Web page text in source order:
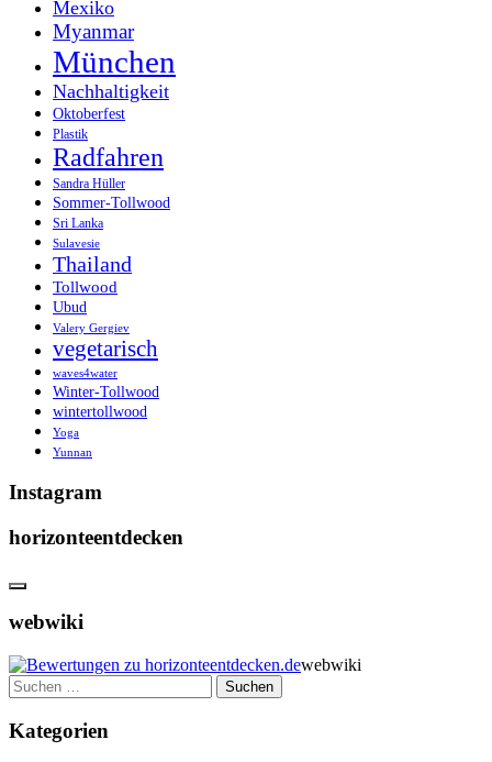
Mexiko
Myanmar
München
Nachhaltigkeit
Oktoberfest
Plastik
Radfahren
Sandra Hüller
Sommer-Tollwood
Sri Lanka
Sulavesie
Thailand
Tollwood
Ubud
Valery Gergiev
vegetarisch
waves4water
Winter-Tollwood
wintertollwood
Yoga
Yunnan
Instagram
horizonteentdecken
webwiki
webwiki
Suchen
nach:
Kategorien